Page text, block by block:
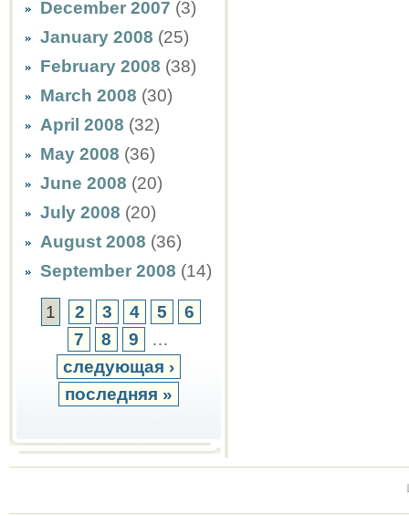
December 2007 (3)
January 2008 (25)
February 2008 (38)
March 2008 (30)
April 2008 (32)
May 2008 (36)
June 2008 (20)
July 2008 (20)
August 2008 (36)
September 2008 (14)
1 2 3 4 5
6
7
8 9
…
следующая ›
последняя »